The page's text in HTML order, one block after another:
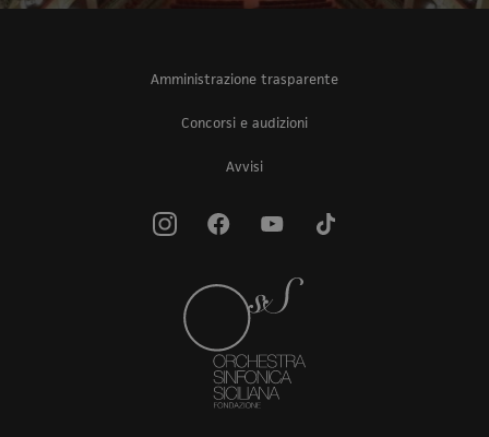
Amministrazione trasparente
Concorsi e audizioni
Avvisi